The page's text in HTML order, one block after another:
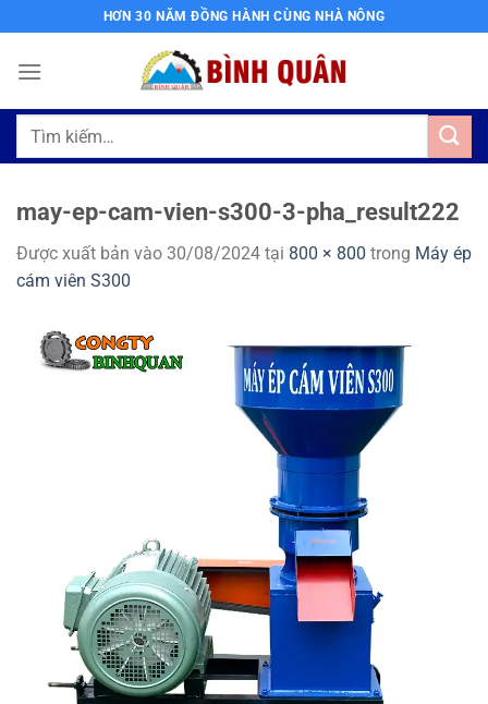
qua
nội
HƠN 30 NĂM ĐỒNG HÀNH CÙNG NHÀ NÔNG
Tìm
may-ep-cam-vien-s300-3-pha_result222
Được xuất bản vào 30/08/2024 tại 800 × 800 trong Máy ép
cám viên S300